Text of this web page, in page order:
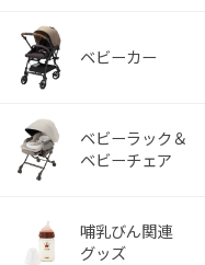
ベビーカー
ベビーラック＆
ベビーチェア
哺乳びん関連
グッズ